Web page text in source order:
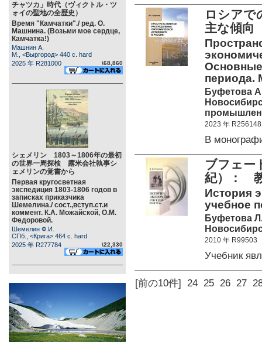
チャツカ」時代（ヴィクトル・ツ
ォイの聖地の全歴史）
Время "Камчатки"./ ред. О.
Машнина. (Возьми мое сердце,
Камчатка!)
Машнин А.
М., <Выргород> 440 c. hard
2025 年 R281000
\68,860
シェメリン 1803～1806年の最初
の世界一周探検 露米会社執事シ
ェメリンの覚書から
Первая кругосветная
экспедиция 1803-1806 годов в
записках приказчика
Шемелина./ сост.,вступ.ст.и
коммент. К.А. Можайской, О.М.
Федоровой.
Шемелин Ф.И.
СПб., <Крига> 464 c. hard
2025 年 R277784
\22,330
ロシアで
主な
Основные
периода.
Буфетова
2023 年 R256148
В
ブフェー
紀）：
История
учебное
Буфетова
2010 年 R99503
Учебник
[前の10件] 24 25 26 27